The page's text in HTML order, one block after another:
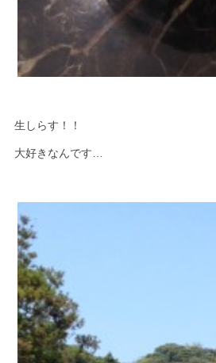
生しらす！！
大好きなんです…